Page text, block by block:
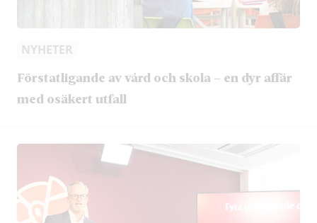
NYHETER
Förstatligande av vård och skola – en dyr affär
med osäkert utfall